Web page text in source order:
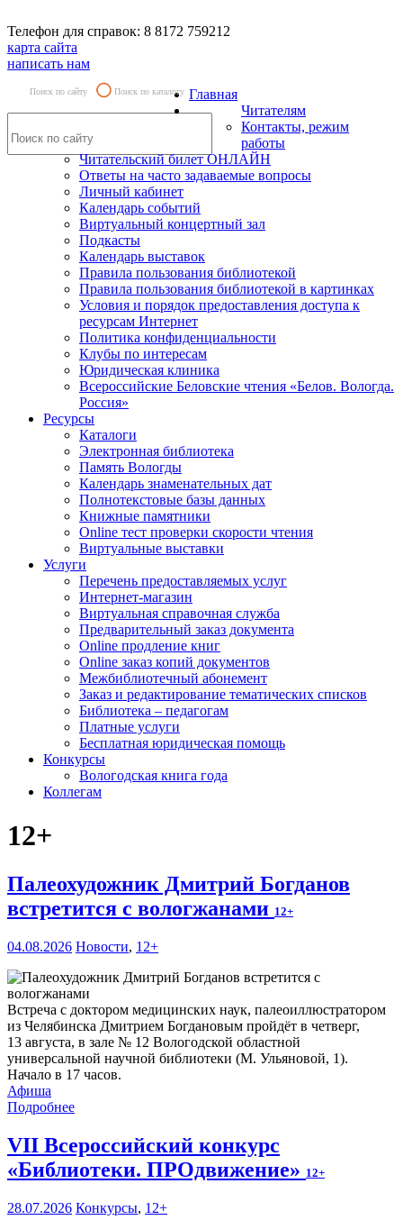
Телефон для справок: 8 8172 759212
карта сайта
написать нам
Поиск по сайту Поиск по каталогу Главная
Читателям
Контакты, режим
работы
Читательский билет ОНЛАЙН
Ответы на часто задаваемые вопросы
Личный кабинет
Календарь событий
Виртуальный концертный зал
Подкасты
Календарь выставок
Правила пользования библиотекой
Правила пользования библиотекой в картинках
Условия и порядок предоставления доступа к
ресурсам Интернет
Политика конфиденциальности
Клубы по интересам
Юридическая клиника
Всероссийские Беловские чтения «Белов. Вологда.
Россия»
Ресурсы
Каталоги
Электронная библиотека
Память Вологды
Календарь знаменательных дат
Полнотекстовые базы данных
Книжные памятники
Online тест проверки скорости чтения
Виртуальные выставки
Услуги
Перечень предоставляемых услуг
Интернет-магазин
Виртуальная справочная служба
Предварительный заказ документа
Online продление книг
Online заказ копий документов
Межбиблиотечный абонемент
Заказ и редактирование тематических списков
Библиотека – педагогам
Платные услуги
Бесплатная юридическая помощь
Конкурсы
Вологодская книга года
Коллегам
12+
Палеохудожник Дмитрий Богданов
встретится с вологжанами 12+
04.08.2026 Новости, 12+
Встреча с доктором медицинских наук, палеоиллюстратором
из Челябинска Дмитрием Богдановым пройдёт в четверг,
13 августа, в зале № 12 Вологодской областной
универсальной научной библиотеки (М. Ульяновой, 1).
Начало в 17 часов.
Афиша
Подробнее
VII Всероссийский конкурс
«Библиотеки. ПРОдвижение» 12+
28.07.2026 Конкурсы, 12+